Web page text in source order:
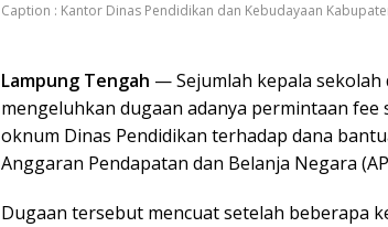
Caption : Kantor Dinas Pendidikan dan Kebudayaan
Lampung Tengah — Sejumlah kepala
mengeluhkan dugaan adanya permintaan
oknum Dinas Pendidikan terhadap dana
Anggaran Pendapatan dan Belanja Negara
Dugaan tersebut mencuat setelah beberapa